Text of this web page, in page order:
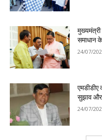
समाधान के
24/07/
एमडीडीए
सुझाव और
24/07/